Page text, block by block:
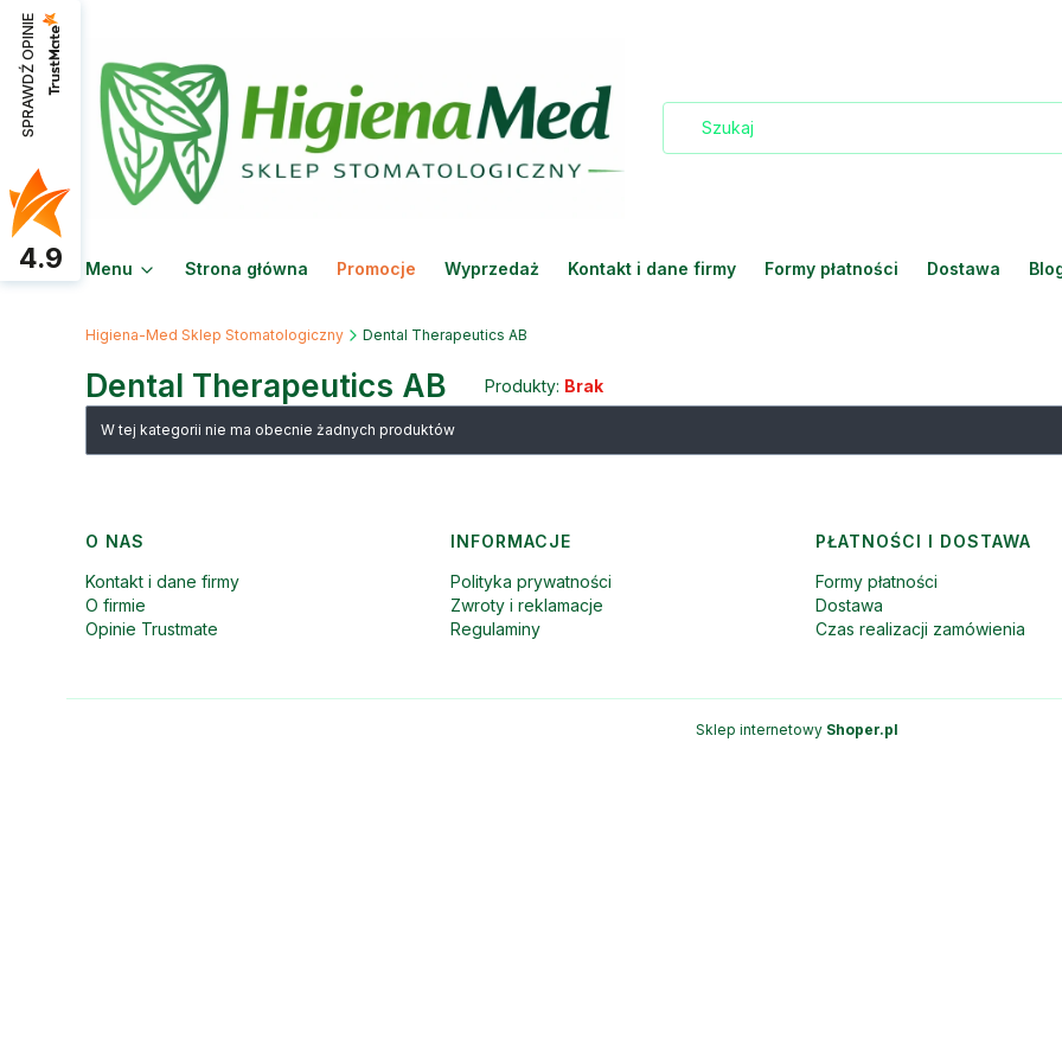
Menu Strona główna Promocje Wyprzedaż Kontakt i dane firmy Formy płatności Dostawa
Higiena-Med Sklep Stomatologiczny Dental Therapeutics AB
Dental Therapeutics AB Produkty: Brak
Lista produktów
W tej kategorii nie ma obecnie żadnych produktów
Linki w stopce
O NAS
Kontakt i dane firmy
O firmie
Opinie Trustmate
INFORMACJE
Polityka prywatności
Zwroty i reklamacje
Regulaminy
PŁATNOŚCI I DOSTAWA
Formy płatności
Dostawa
Czas realizacji zamówienia
Sklep internetowy Shoper.pl
SPRAWDŹ OPINIE
4.9